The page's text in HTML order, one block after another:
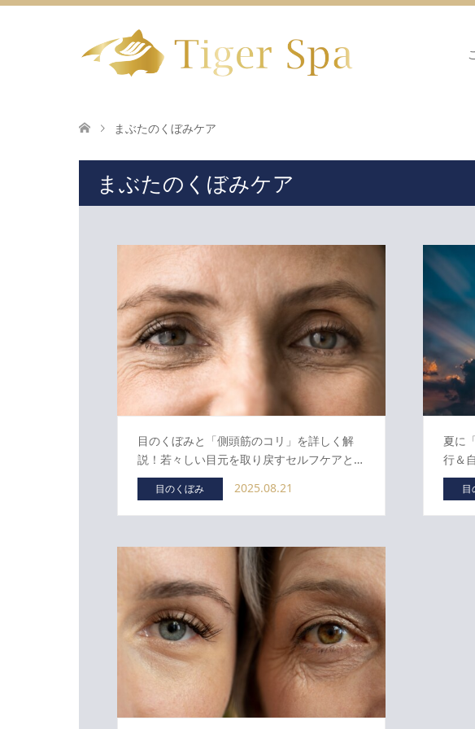
まぶたのくぼみケア
まぶたのくぼみケア
目のくぼみと「側頭筋のコリ」を詳しく解
説！若々しい目元を取り戻すセルフケアと…
目のくぼみ 2025.08.21
夏に
行＆
目